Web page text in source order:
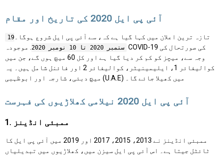
آئی پی ایل 2020 کی تاریخ اور مقام
تازہ ترین اعلان میں کہا گیا ہے کہ، سے آئی پی ایل شروع ہوگا۔19
ستمبر 2020 تا 10 نومبر 2020
. موجودہ COVID-19 کی صورتحال کی
وجہ سے، میچز کو کم کر دیا گیا ہے اور کل 60 میچ ہوں گے، جن میں
کوالیفائر 1، ایلیمینیٹر، کوالیفائر 2 اور فائنل شامل ہیں۔ یہ
میچ دبئی، شارجہ اور ابوظہبی (U.A.E) میں کھیلا جائے گا۔
آئی پی ایل 2020 نیلامی کھلاڑیوں کی فہرست
1. ممبئی انڈینز
ممبئی انڈینز نے 2013، 2015، 2017 اور 2019 میں آئی پی ایل کا
ٹائٹل جیتا ہے۔ اس آئی پی ایل سیزن میں، کھلاڑیوں میں تبدیلیاں